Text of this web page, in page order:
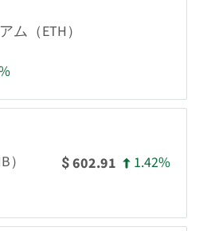
ム（ETH）
） $602.91 1.42%